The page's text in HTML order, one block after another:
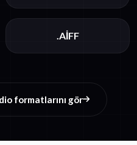
.AIFF
formatlarını gör